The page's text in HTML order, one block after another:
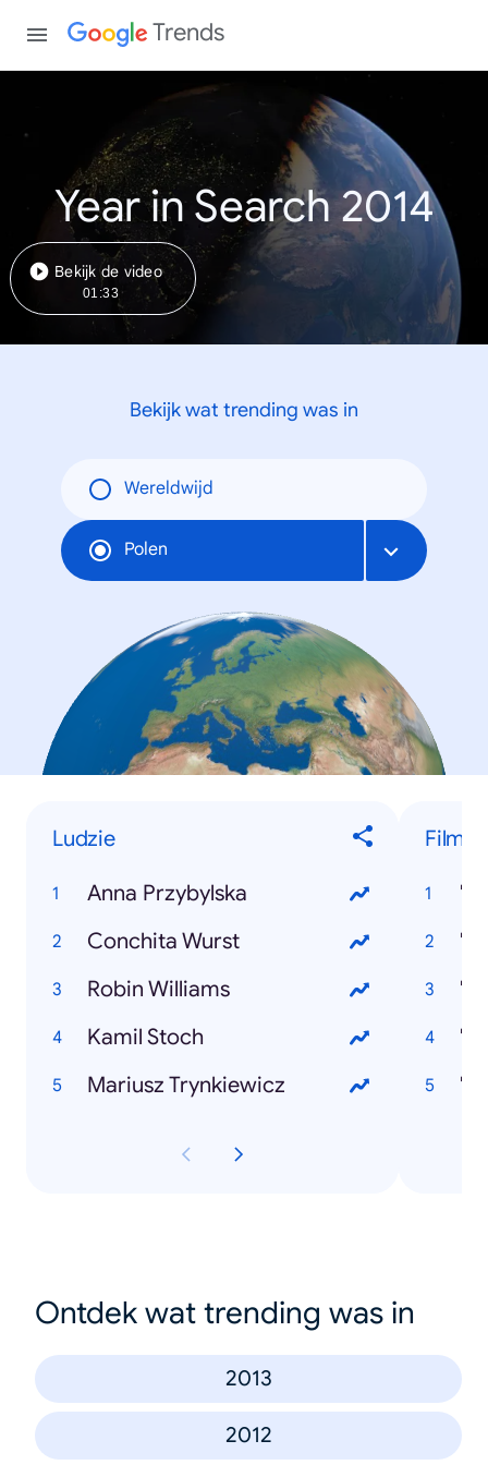
Trends
Year in Search 2014
Bekijk de video
01:33
Bekijk wat trending was in
Wereldwijd
Polen
Ludzie
Anna Przybylska
Conchita Wurst
Robin Williams
Kamil Stoch
Mariusz Trynkiewicz
Filmy
Ontdek wat trending was in
2013
2012